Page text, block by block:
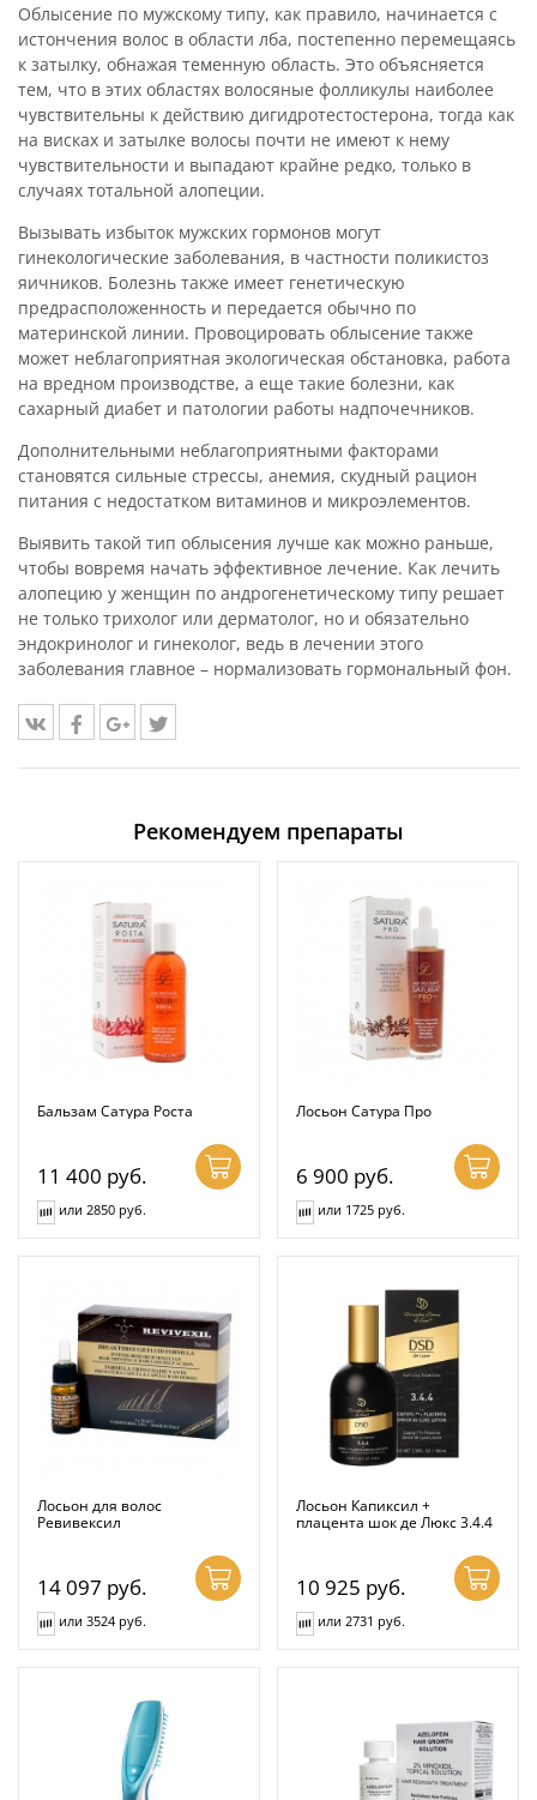
Облысение по мужскому типу, как правило, начинается с
истончения волос в области лба, постепенно перемещаясь
к затылку, обнажая теменную область. Это объясняется
тем, что в этих областях волосяные фолликулы наиболее
чувствительны к действию дигидротестостерона, тогда как
на висках и затылке волосы почти не имеют к нему
чувствительности и выпадают крайне редко, только в
случаях тотальной алопеции.
Вызывать избыток мужских гормонов могут
гинекологические заболевания, в частности поликистоз
яичников. Болезнь также имеет генетическую
предрасположенность и передается обычно по
материнской линии. Провоцировать облысение также
может неблагоприятная экологическая обстановка, работа
на вредном производстве, а еще такие болезни, как
сахарный диабет и патологии работы надпочечников.
Дополнительными неблагоприятными факторами
становятся сильные стрессы, анемия, скудный рацион
питания с недостатком витаминов и микроэлементов.
Выявить такой тип облысения лучше как можно раньше,
чтобы вовремя начать эффективное лечение. Как лечить
алопецию у женщин по андрогенетическому типу решает
не только трихолог или дерматолог, но и обязательно
эндокринолог и гинеколог, ведь в лечении этого
заболевания главное – нормализовать гормональный фон.
Рекомендуем препараты
Бальзам Сатура Роста
11 400 руб.
или 2850 руб.
Лосьон Сатура Про
6 900 руб.
или 1725 руб.
Лосьон для волос
Ревивексил
14 097 руб.
или 3524 руб.
Лосьон Капиксил +
плацента шок де Люкс 3.4.4
10 925 руб.
или 2731 руб.